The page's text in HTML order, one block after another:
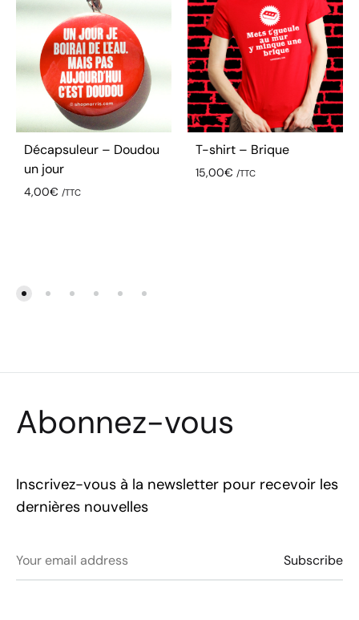
Décapsuleur – Doudou
un jour
4,00€ /TTC
T-shirt – Brique
15,00€ /TTC
Abonnez-vous
Inscrivez-vous à la newsletter pour recevoir les
dernières nouvelles